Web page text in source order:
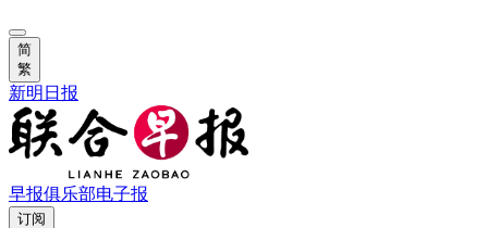
简
繁
新明日报
早报俱乐部电子报
订阅